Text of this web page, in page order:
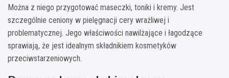
Można z niego przygotować maseczki, toniki i kremy. Jest
szczególnie ceniony w pielęgnacji cery wrażliwej i
problematycznej. Jego właściwości nawilżające i łagodzące
sprawiają, że jest idealnym składnikiem kosmetyków
przeciwstarzeniowych.